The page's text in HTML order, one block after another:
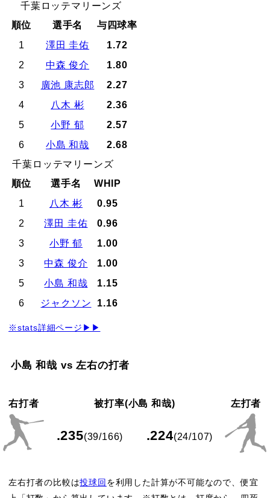
千葉ロッテマリーンズ
順位
選手名
与四球率
1
澤田 圭佑
1.72
2
中森 俊介
1.80
3
廣池 康志郎
2.27
4
八木 彬
2.36
5
小野 郁
2.57
6
小島 和哉
2.68
千葉ロッテマリーンズ
順位
選手名
WHIP
1
八木 彬
0.95
2
澤田 圭佑
0.96
3
小野 郁
1.00
3
中森 俊介
1.00
5
小島 和哉
1.15
6
ジャクソン 1.16
※stats詳細ページ▶▶
小島 和哉 vs 左右の打者
右打者 被打率(小島 和哉) 左打者
.235(39/166) .224(24/107)
左右打者の比較は投球回を利用した計算が不可能なので、便宜